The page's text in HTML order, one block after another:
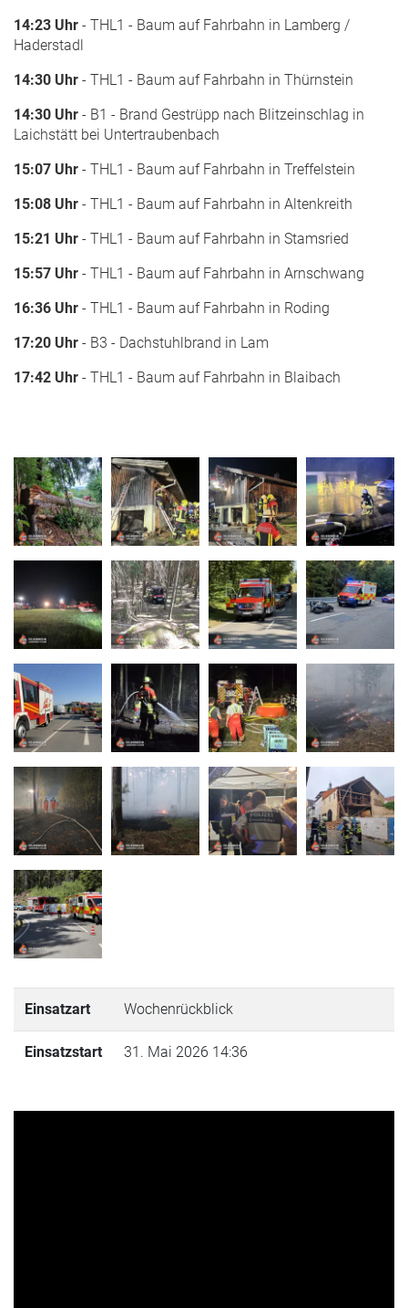
14:23 Uhr - THL1 - Baum auf Fahrbahn in Lamberg /
Haderstadl
14:30 Uhr - THL1 - Baum auf Fahrbahn in Thürnstein
14:30 Uhr - B1 - Brand Gestrüpp nach Blitzeinschlag in
Laichstätt bei Untertraubenbach
15:07 Uhr - THL1 - Baum auf Fahrbahn in Treffelstein
15:08 Uhr - THL1 - Baum auf Fahrbahn in Altenkreith
15:21 Uhr - THL1 - Baum auf Fahrbahn in Stamsried
15:57 Uhr - THL1 - Baum auf Fahrbahn in Arnschwang
16:36 Uhr - THL1 - Baum auf Fahrbahn in Roding
17:20 Uhr - B3 - Dachstuhlbrand in Lam
17:42 Uhr - THL1 - Baum auf Fahrbahn in Blaibach
Einsatzart Wochenrückblick
Einsatzstart 31. Mai 2026 14:36